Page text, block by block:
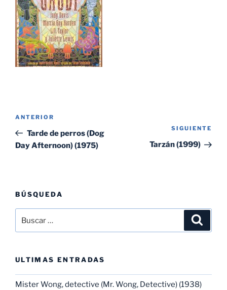
entradas
Entrada
anterior:
ANTERIOR
Tarde de perros (Dog
Day Afternoon) (1975)
SIGUIENTE
Tarzán (1999)
BÚSQUEDA
por:
ULTIMAS ENTRADAS
Mister Wong, detective (Mr. Wong, Detective) (1938)